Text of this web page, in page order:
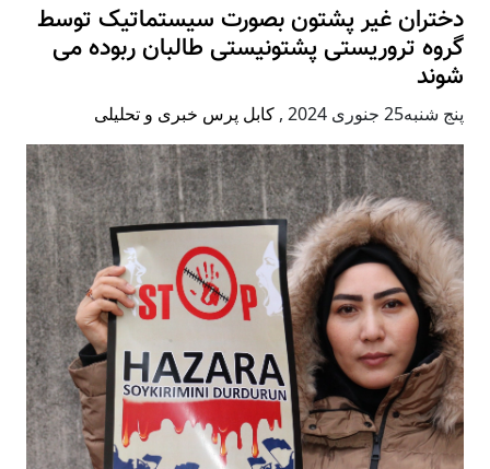
دختران غیر پشتون بصورت سیستماتیک توسط
گروه تروریستی پشتونیستی طالبان ربوده می
شوند
پنج شنبه25 جنوری 2024 , کابل پرس خبری و تحلیلی